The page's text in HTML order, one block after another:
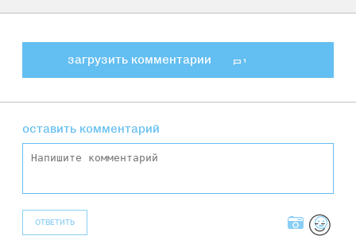
загрузить комментарии 1
оставить комментарий
ОТВЕТИТЬ